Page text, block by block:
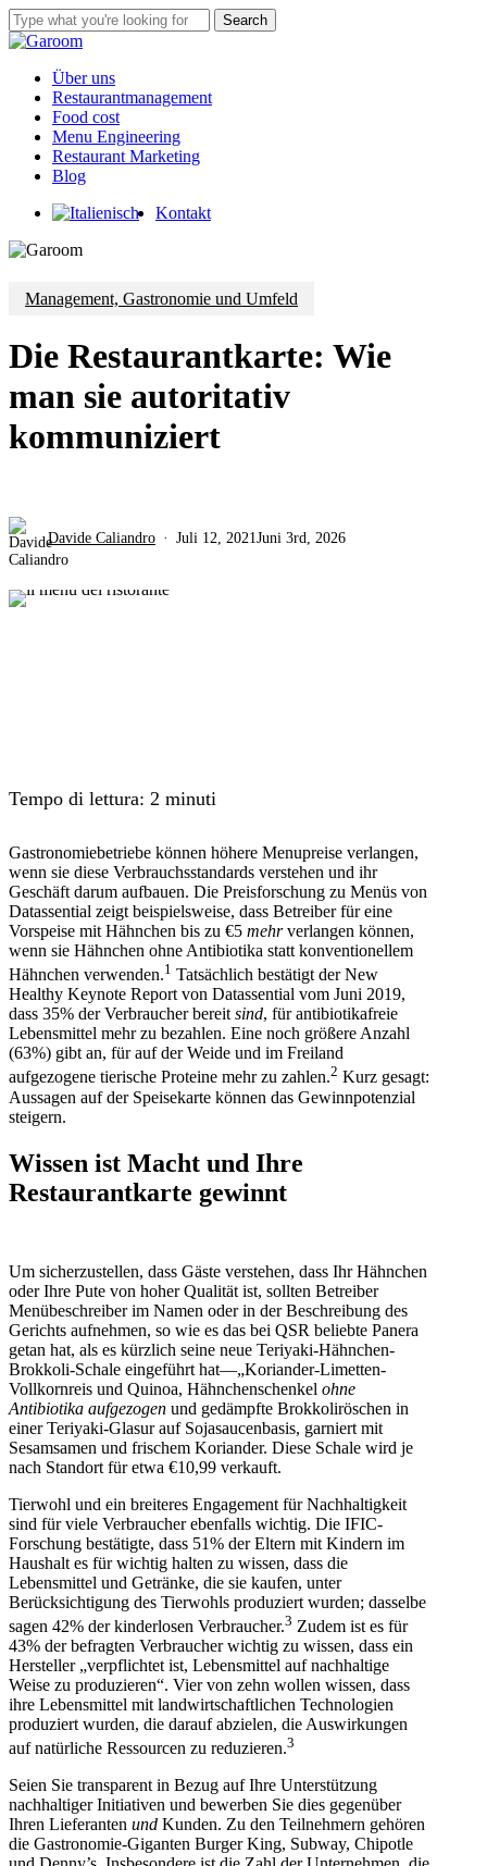
Skip
to
content
Search
Close
Menu
Über uns
Restaurantmanagement
Food cost
Menu Engineering
Restaurant Marketing
Blog
Kontakt
Management, Gastronomie und Umfeld
Die Restaurantkarte: Wie
man sie autoritativ
kommuniziert
Davide Caliandro Juli 12, 2021 Juni 3rd, 2026
Tempo di lettura: 2 minuti
Gastronomiebetriebe können höhere Menupreise verlangen,
wenn sie diese Verbrauchsstandards verstehen und ihr
Geschäft darum aufbauen. Die Preisforschung zu Menüs von
Datassential zeigt beispielsweise, dass Betreiber für eine
Vorspeise mit Hähnchen bis zu €5 mehrverlangen können,
wenn sie Hähnchen ohne Antibiotika statt konventionellem
Hähnchen verwenden.1 Tatsächlich bestätigt der New
Healthy Keynote Report von Datassential vom Juni 2019,
dass 35% der Verbraucher bereitsind, für antibiotikafreie
Lebensmittel mehr zu bezahlen. Eine noch größere Anzahl
(63%) gibt an, für auf der Weide und im Freiland
aufgezogene tierische Proteine mehr zu zahlen.2 Kurz gesagt:
Aussagen auf der Speisekarte können das Gewinnpotenzial
steigern.
Wissen ist Macht und Ihre
Restaurantkarte gewinnt
Um sicherzustellen, dass Gäste verstehen, dass Ihr Hähnchen
oder Ihre Pute von hoher Qualität ist, sollten Betreiber
Menübeschreiber im Namen oder in der Beschreibung des
Gerichts aufnehmen, so wie es das bei QSR beliebte Panera
getan hat, als es kürzlich seine neue Teriyaki-Hähnchen-
Brokkoli-Schale eingeführt hat––„Koriander-Limetten-
Vollkornreis und Quinoa, Hähnchenschenkel ohne
Antibiotika aufgezogen und gedämpfte Brokkoliröschen in
einer Teriyaki-Glasur auf Sojasaucenbasis, garniert mit
Sesamsamen und frischem Koriander. Diese Schale wird je
nach Standort für etwa €10,99 verkauft.
Tierwohl und ein breiteres Engagement für Nachhaltigkeit
sind für viele Verbraucher ebenfalls wichtig. Die IFIC-
Forschung bestätigte, dass 51% der Eltern mit Kindern im
Haushalt es für wichtig halten zu wissen, dass die
Lebensmittel und Getränke, die sie kaufen, unter
Berücksichtigung des Tierwohls produziert wurden; dasselbe
sagen 42% der kinderlosen Verbraucher.3 Zudem ist es für
43% der befragten Verbraucher wichtig zu wissen, dass ein
Hersteller „verpflichtet ist, Lebensmittel auf nachhaltige
Weise zu produzieren“. Vier von zehn wollen wissen, dass
ihre Lebensmittel mit landwirtschaftlichen Technologien
produziert wurden, die darauf abzielen, die Auswirkungen
auf natürliche Ressourcen zu reduzieren.3
Seien Sie transparent in Bezug auf Ihre Unterstützung
nachhaltiger Initiativen und bewerben Sie dies gegenüber
Ihren Lieferanten und Kunden. Zu den Teilnehmern gehören
die Gastronomie-Giganten Burger King, Subway, Chipotle